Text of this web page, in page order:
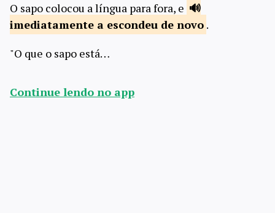
O sapo colocou a língua para fora, e
imediatamente a escondeu de novo .
"O que o sapo está…
Continue lendo no app